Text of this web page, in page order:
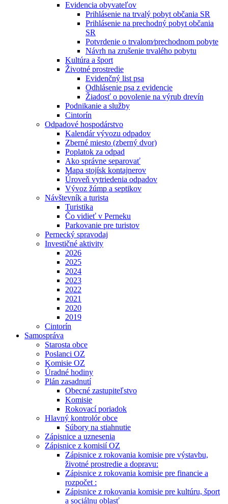
Evidencia obyvateľov
Prihlásenie na trvalý pobyt občania SR
Prihlásenie na prechodný pobyt občania
SR
Potvrdenie o trvalom⁄prechodnom pobyte
Návrh na zrušenie trvalého pobytu
Kultúra a šport
Životné prostredie
Evidenčný list psa
Odhlásenie psa z evidencie
Žiadosť o povolenie na výrub drevín
Podnikanie a služby
Cintorín
Odpadové hospodárstvo
Kalendár vývozu odpadov
Zberné miesto (zberný dvor)
Poplatok za odpad
Ako správne separovať
Mapa stojísk kontajnerov
Úroveň vytriedenia odpadov
Vývoz žúmp a septikov
Návštevník a turista
Turistika
Čo vidieť v Perneku
Parkovanie pre turistov
Pernecký spravodaj
Investičné aktivity
2026
2025
2024
2023
2022
2021
2020
2019
Cintorín
Samospráva
Starosta obce
Poslanci OZ
Komisie OZ
Úradné hodiny
Plán zasadnutí
Obecné zastupiteľstvo
Komisie
Rokovací poriadok
Hlavný kontrolór obce
Súbory na stiahnutie
Zápisnice a uznesenia
Zápisnice z komisií OZ
Zápisnice z rokovania komisie pre výstavbu,
životné prostredie a dopravu:
Zápisnice z rokovania komisie pre financie a
rozpočet :
Zápisnice z rokovania komisie pre kultúru, šport
a sociálnu oblasť